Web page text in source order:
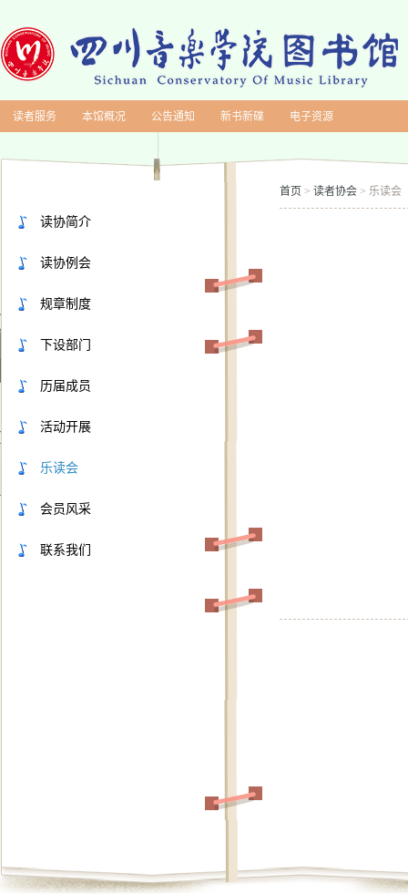
读者服务 本馆概况 公告通知 新书新碟 电子资源
读协简介
读协例会
规章制度
下设部门
历届成员
活动开展
乐读会
会员风采
联系我们
首页 > 读者协会 > 乐读会